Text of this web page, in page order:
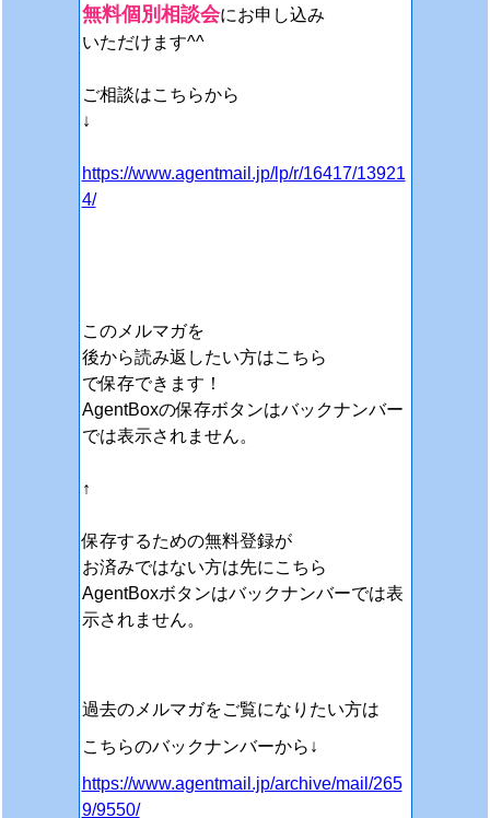
無料個別相談会にお申し込み
いただけます^^
ご相談はこちらから
↓
https://www.agentmail.jp/lp/r/16417/13921
4/
このメルマガを
後から読み返したい方はこちら
で保存できます！
AgentBoxの保存ボタンはバックナンバー
では表示されません。
↑
保存するための無料登録が
お済みではない方は先にこちら
AgentBoxボタンはバックナンバーでは表
示されません。
過去のメルマガをご覧になりたい方は
こちらのバックナンバーから↓
https://www.agentmail.jp/archive/mail/265
9/9550/